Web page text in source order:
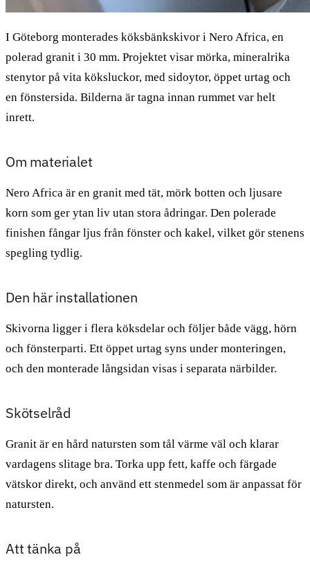
I Göteborg monterades köksbänkskivor i Nero Africa, en
polerad granit i 30 mm. Projektet visar mörka, mineralrika
stenytor på vita köksluckor, med sidoytor, öppet urtag och
en fönstersida. Bilderna är tagna innan rummet var helt
inrett.
Om materialet
Nero Africa är en granit med tät, mörk botten och ljusare
korn som ger ytan liv utan stora ådringar. Den polerade
finishen fångar ljus från fönster och kakel, vilket gör stenens
spegling tydlig.
Den här installationen
Skivorna ligger i flera köksdelar och följer både vägg, hörn
och fönsterparti. Ett öppet urtag syns under monteringen,
och den monterade långsidan visas i separata närbilder.
Skötselråd
Granit är en hård natursten som tål värme väl och klarar
vardagens slitage bra. Torka upp fett, kaffe och färgade
vätskor direkt, och använd ett stenmedel som är anpassat för
natursten.
Att tänka på